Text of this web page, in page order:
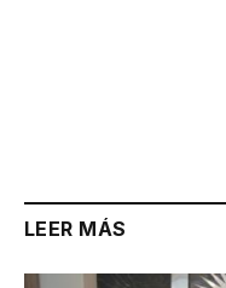
LEER MÁS